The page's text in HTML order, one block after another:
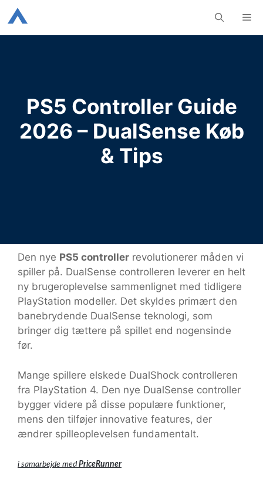
Hop
indhold
PS5 Controller Guide
2026 – DualSense Køb
& Tips
Den nye PS5 controller revolutionerer måden vi
spiller på. DualSense controlleren leverer en helt
ny brugeroplevelse sammenlignet med tidligere
PlayStation modeller. Det skyldes primært den
banebrydende DualSense teknologi, som
bringer dig tættere på spillet end nogensinde
før.
Mange spillere elskede DualShock controlleren
fra PlayStation 4. Den nye DualSense controller
bygger videre på disse populære funktioner,
mens den tilføjer innovative features, der
ændrer spilleoplevelsen fundamentalt.
i samarbejde med PriceRunner